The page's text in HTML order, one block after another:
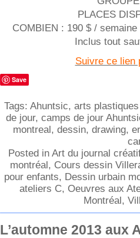
PLACES
COMBIEN : 190 $ /
Inclus tout
Suivre ce lien
Save
Tags: Ahuntsic, arts
de jour, camps de jour
montreal, dessin, drawing,
Posted in Art du journal
montréal, Cours dessin
pour enfants, Dessin urbain
ateliers C, Oeuvres aux
Montréal,
L’automne 2013 aux